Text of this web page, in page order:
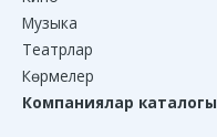
Музыка
Театрлар
Көрмелер
Компаниялар каталогы